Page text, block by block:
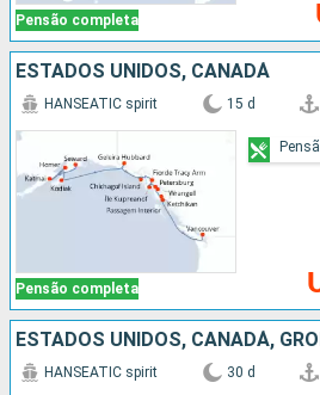
Pensão completa
ESTADOS UNIDOS, CANADÁ
Pensão completa
HANSEATIC spirit 15 d
HANSEATIC spirit 30 d